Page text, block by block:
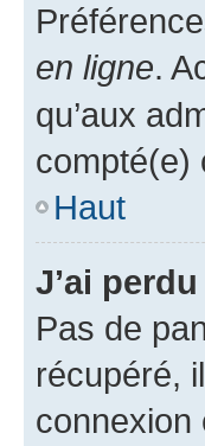
en ligne.
qu’aux
compté(e)
Haut
J’ai
Pas de
récupéré,
connexion